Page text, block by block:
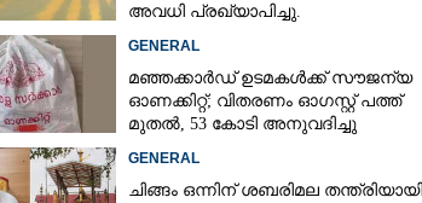
അവധി പ്രഖ്യാപിച്ചു.
GENERAL
മഞ്ഞക്കാർഡ് ഉടമകൾക്ക് സൗജന്യ
ഓണക്കിറ്റ്; വിതരണം ഓഗസ്റ്റ് പത്ത്
മുതൽ, 53 കോടി അനുവദിച്ചു
GENERAL
ചിങ്ങം ഒന്നിന് ശബരിമല തന്ത്രിയായി